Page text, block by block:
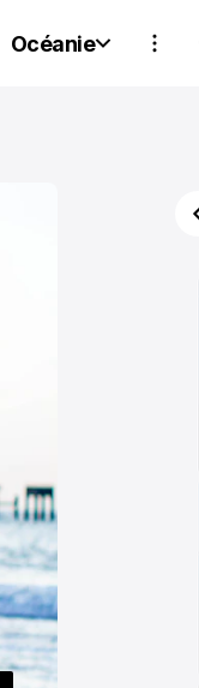
Océanie